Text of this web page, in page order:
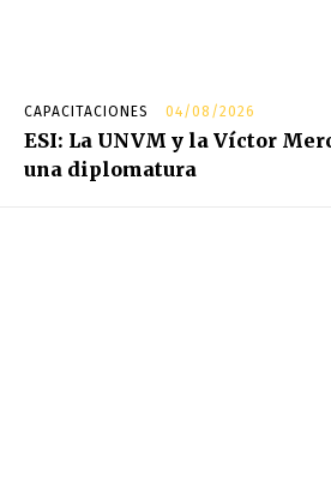
CAPACITACIONES 04/08/2026
ESI: La UNVM y la Víctor
una diplomatura